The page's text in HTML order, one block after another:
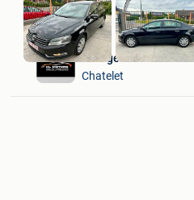
Garage KL Motors
Chatelet